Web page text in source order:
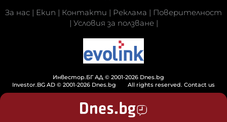
За нас | Екип | Контакти | Реклама | Поверителност
| Условия за ползване|
Инвестор.БГ АД © 2001-2026 Dnes.bg
Investor.BG AD © 2001-2026 Dnes.bg
All rights reserved. Contact us